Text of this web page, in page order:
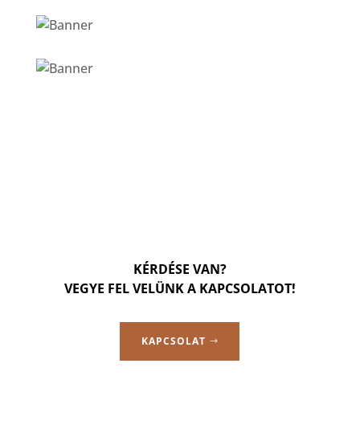
KÉRDÉSE VAN?
VEGYE FEL VELÜNK A KAPCSOLATOT!
KAPCSOLAT